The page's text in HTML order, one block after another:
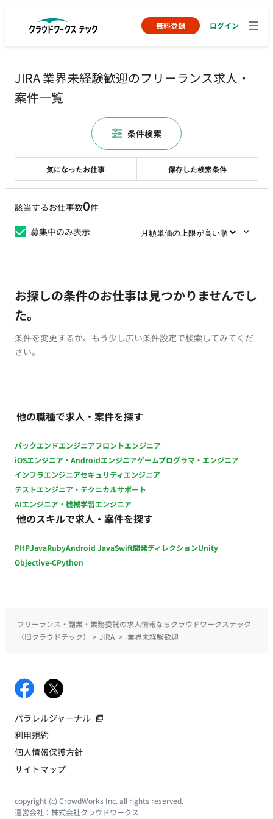
無料登録 ログイン
JIRA 業界未経験歓迎のフリーランス求人・
案件一覧
該当するお仕事数0件
募集中のみ表示
お探しの条件のお仕事は見つかりませんでし
た。
条件を変更するか、もう少し広い条件設定で検索してみてくだ
さい。
他の職種で求人・案件を探す
バックエンドエンジニアフロントエンジニア
iOSエンジニア・Androidエンジニアゲームプログラマ・エンジニア
インフラエンジニアセキュリティエンジニア
テストエンジニア・テクニカルサポート
AIエンジニア・機械学習エンジニア
他のスキルで求人・案件を探す
PHPJavaRubyAndroid JavaSwift開発ディレクションUnity
Objective-CPython
気になったお仕事 保存した検索条件
条件検索
フリーランス・副業・業務委託の求人情報ならクラウドワークステック
（旧クラウドテック）
> JIRA > 業界未経験歓迎
パラレルジャーナル
利用規約
個人情報保護方針
サイトマップ
copyright (c) CrowdWorks Inc. all rights reserved.
運営会社： 株式会社クラウドワークス